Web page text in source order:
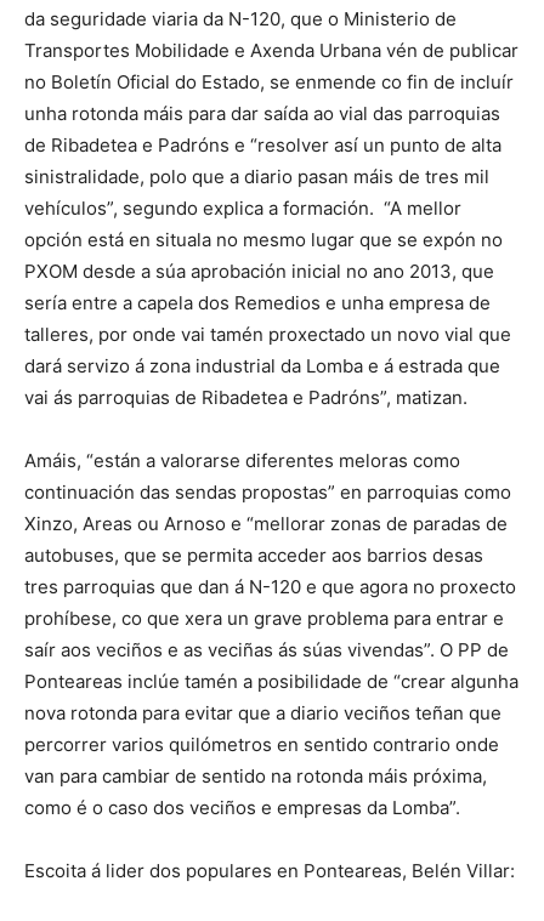
da seguridade viaria da N-120, que o Ministerio de
Transportes Mobilidade e Axenda Urbana vén de publicar
no Boletín Oficial do Estado, se enmende co fin de incluír
unha rotonda máis para dar saída ao vial das parroquias
de Ribadetea e Padróns e “resolver así un punto de alta
sinistralidade, polo que a diario pasan máis de tres mil
vehículos”, segundo explica a formación. “A mellor
opción está en situala no mesmo lugar que se expón no
PXOM desde a súa aprobación inicial no ano 2013, que
sería entre a capela dos Remedios e unha empresa de
talleres, por onde vai tamén proxectado un novo vial que
dará servizo á zona industrial da Lomba e á estrada que
vai ás parroquias de Ribadetea e Padróns”, matizan.
Amáis, “están a valorarse diferentes meloras como
continuación das sendas propostas” en parroquias como
Xinzo, Areas ou Arnoso e “mellorar zonas de paradas de
autobuses, que se permita acceder aos barrios desas
tres parroquias que dan á N-120 e que agora no proxecto
prohíbese, co que xera un grave problema para entrar e
saír aos veciños e as veciñas ás súas vivendas”. O PP de
Ponteareas inclúe tamén a posibilidade de “crear algunha
nova rotonda para evitar que a diario veciños teñan que
percorrer varios quilómetros en sentido contrario onde
van para cambiar de sentido na rotonda máis próxima,
como é o caso dos veciños e empresas da Lomba”.
Escoita á lider dos populares en Ponteareas, Belén Villar: